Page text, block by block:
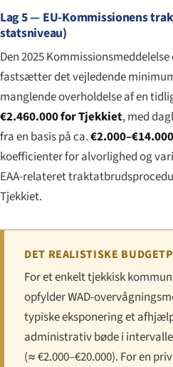
Lag 5 — EU-Kommissionens
statsniveau)
Den 2025
fastsætter det vejledende
manglende overholdelse af en
€2.460.000 for Tjekkiet, med
fra en basis på ca.
koefficienter for alvorlighed og
EAA-relateret
Tjekkiet.
DET REALISTISKE
For et enkelt tjekkisk
opfylder WAD-
typiske eksponering et
administrativ bøde i
(≈ €2.000–€20.000). For en